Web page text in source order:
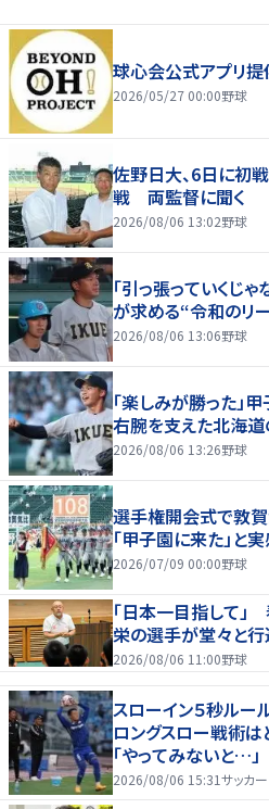
球心会公式アプリ提
2026/05/27 00:00野球
佐野日大、6日に初
戦 両監督に聞く
2026/08/06 13:02野球
「引っ張っていくじ
が求める“令和のリ
2026/08/06 13:06野球
「楽しみが勝った
右腕を支えた北海
2026/08/06 13:26野球
選手権開会式で敦
「甲子園に来た」と
2026/07/09 00:00野球
「日本一目指して
栄の選手が堂々と
2026/08/06 11:00野球
スローイン５秒ル
ロングスロー戦術
「やってみないと…」
2026/08/06 15:31サッカー